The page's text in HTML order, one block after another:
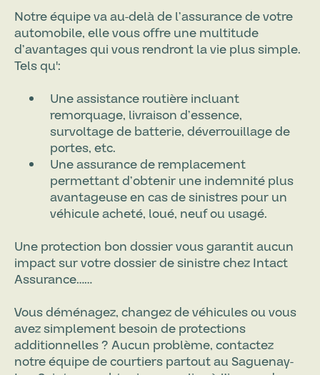
Notre équipe va au-delà de l’assurance de votre
automobile, elle vous offre une multitude
d’avantages qui vous rendront la vie plus simple.
Tels qu':
Une assistance routière incluant
remorquage, livraison d’essence,
survoltage de batterie, déverrouillage de
portes, etc.
Une assurance de remplacement
permettant d’obtenir une indemnité plus
avantageuse en cas de sinistres pour un
véhicule acheté, loué, neuf ou usagé.
Une protection bon dossier vous garantit aucun
impact sur votre dossier de sinistre chez Intact
Assurance……
Vous déménagez, changez de véhicules ou vous
avez simplement besoin de protections
additionnelles ? Aucun problème, contactez
notre équipe de courtiers partout au Saguenay-